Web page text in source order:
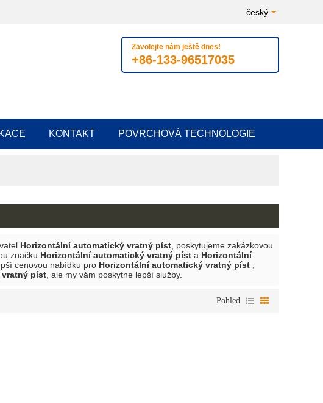
český
Zavolejte nám ještě dnes!
+86-133-96517035
KONTAKT POVRCHOVÁ TECHNOLOGIE
Horizontální automatický vratný píst , poskytujeme zakázkovou
značku Horizontální automatický vratný píst a Horizontální
cenovou nabídku pro Horizontální automatický vratný píst
vratný píst , ale my vám poskytne lepší služby.
Pohled